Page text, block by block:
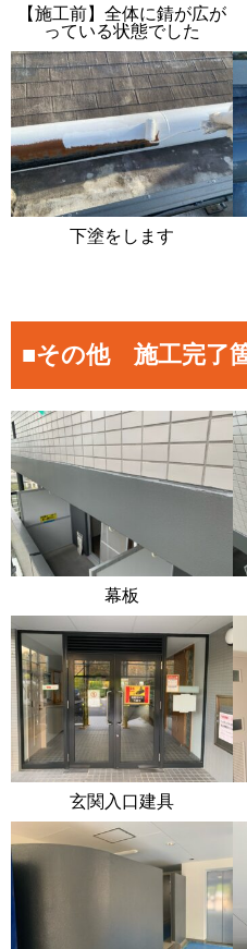
【施工前】全体に錆が広が
っている状態でした
下塗をします
■その他 施工完了
幕板
玄関入口建具